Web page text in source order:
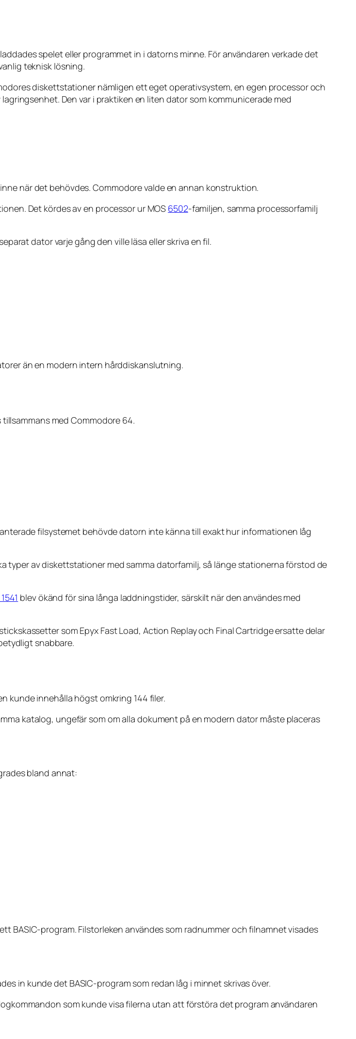
spelet eller programmet in i datorns minne. För användaren verkade det
teknisk lösning.
diskettstationer nämligen ett eget operativsystem, en egen processor och
Den var i praktiken en liten dator som kommunicerade med
när det behövdes. Commodore valde en annan konstruktion.
Det kördes av en processor ur MOS 6502-familjen, samma processorfamilj
dator varje gång den ville läsa eller skriva en fil.
än en modern intern hårddiskanslutning.
med Commodore 64.
filsystemet behövde datorn inte känna till exakt hur informationen låg
typer av diskettstationer med samma datorfamilj, så länge stationerna förstod de
blev ökänd för sina långa laddningstider, särskilt när den användes med
som Epyx Fast Load, Action Replay och Final Cartridge ersatte delar
snabbare.
kunde innehålla högst omkring 144 filer.
katalog, ungefär som om alla dokument på en modern dator måste placeras
bland annat:
BASIC-program. Filstorleken användes som radnummer och filnamnet visades
in kunde det BASIC-program som redan låg i minnet skrivas över.
som kunde visa filerna utan att förstöra det program användaren